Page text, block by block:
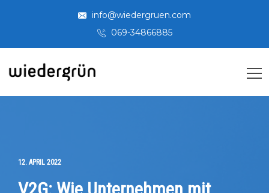
info@wiedergruen.com
069-34866885
12. APRIL 2022